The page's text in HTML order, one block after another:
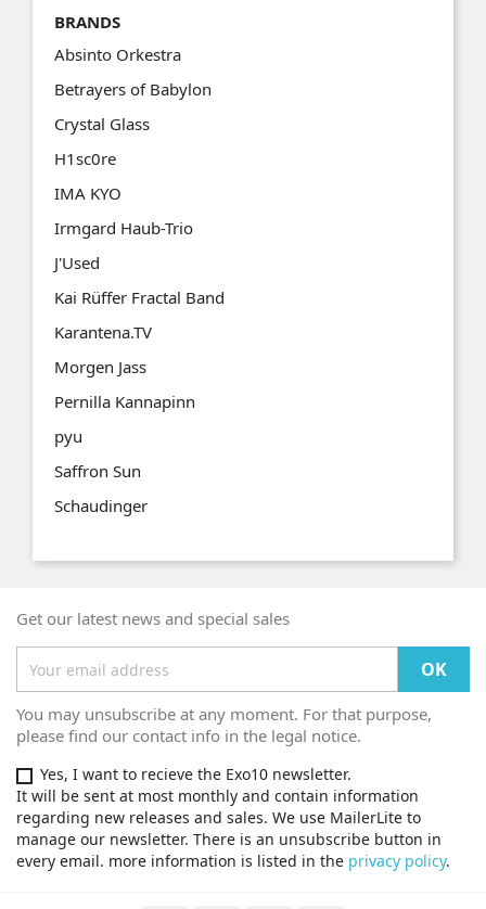
BRANDS
Absinto Orkestra
Betrayers of Babylon
Crystal Glass
H1sc0re
IMA KYO
Irmgard Haub-Trio
J'Used
Kai Rüffer Fractal Band
Karantena.TV
Morgen Jass
Pernilla Kannapinn
pyu
Saffron Sun
Schaudinger
Get our latest news and special sales
You may unsubscribe at any moment. For that purpose,
please find our contact info in the legal notice.
Yes, I want to recieve the Exo10 newsletter.
It will be sent at most monthly and contain information
regarding new releases and sales. We use MailerLite to
manage our newsletter. There is an unsubscribe button in
every email. more information is listed in the privacy policy.